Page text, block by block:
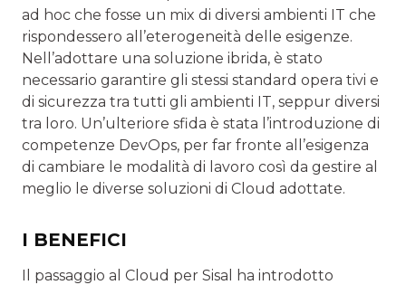
ad hoc che fosse un mix di diversi ambienti IT che
rispondessero all’eterogeneità delle esigenze.
Nell’adottare una soluzione ibrida, è stato
necessario garantire gli stessi standard opera­ tivi e
di sicurezza tra tutti gli ambienti IT, seppur diversi
tra loro. Un’ulteriore sfida è stata l’introduzione di
competenze DevOps, per far fronte all’esigenza
di cambiare le modalità di lavoro così da gestire al
meglio le diverse soluzioni di Cloud adottate.
I BENEFICI
Il passaggio al Cloud per Sisal ha introdotto